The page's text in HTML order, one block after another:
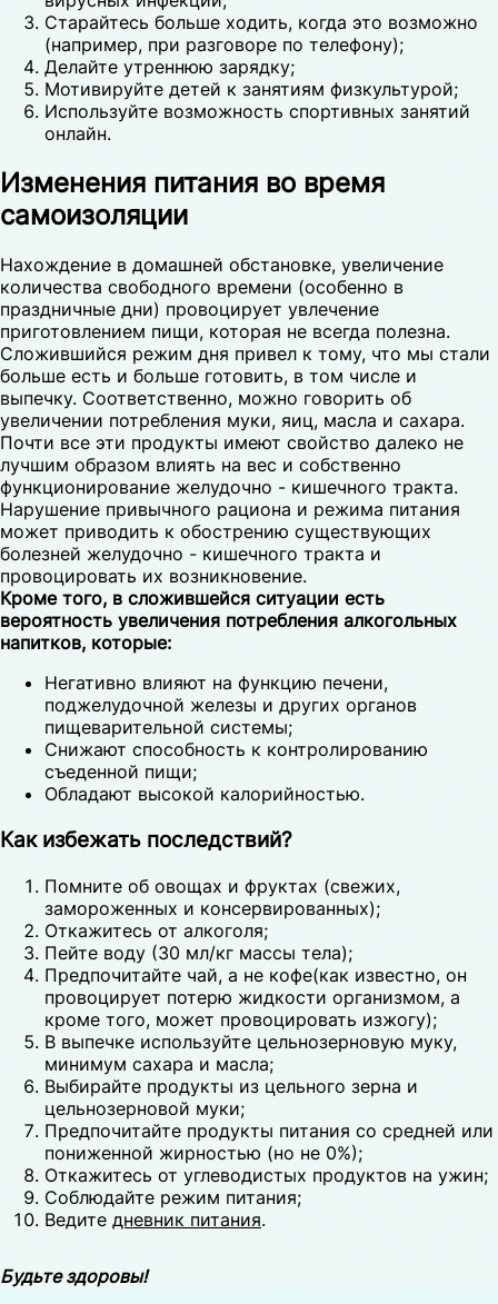
Старайтесь больше ходить, когда это возможно
(например, при разговоре по телефону);
Делайте утреннюю зарядку;
Мотивируйте детей к занятиям физкультурой;
Используйте возможность спортивных занятий
онлайн.
Изменения питания во время
самоизоляции
Нахождение в домашней обстановке, увеличение
количества свободного времени (особенно в
праздничные дни) провоцирует увлечение
приготовлением пищи, которая не всегда полезна.
Сложившийся режим дня привел к тому, что мы стали
больше есть и больше готовить, в том числе и
выпечку. Соответственно, можно говорить об
увеличении потребления муки, яиц, масла и сахара.
Почти все эти продукты имеют свойство далеко не
лучшим образом влиять на вес и собственно
функционирование желудочно - кишечного тракта.
Нарушение привычного рациона и режима питания
может приводить к обострению существующих
болезней желудочно - кишечного тракта и
провоцировать их возникновение.
Кроме того, в сложившейся ситуации есть
вероятность увеличения потребления алкогольных
напитков, которые:
Негативно влияют на функцию печени,
поджелудочной железы и других органов
пищеварительной системы;
Снижают способность к контролированию
съеденной пищи;
Обладают высокой калорийностью.
Как избежать последствий?
Помните об овощах и фруктах (свежих,
замороженных и консервированных);
Откажитесь от алкоголя;
Пейте воду (30 мл/кг массы тела);
Предпочитайте чай, а не кофе(как известно, он
провоцирует потерю жидкости организмом, а
кроме того, может провоцировать изжогу);
В выпечке используйте цельнозерновую муку,
минимум сахара и масла;
Выбирайте продукты из цельного зерна и
цельнозерновой муки;
Предпочитайте продукты питания со средней или
пониженной жирностью (но не 0%);
Откажитесь от углеводистых продуктов на ужин;
Соблюдайте режим питания;
Ведите дневник питания.
Будьте здоровы!